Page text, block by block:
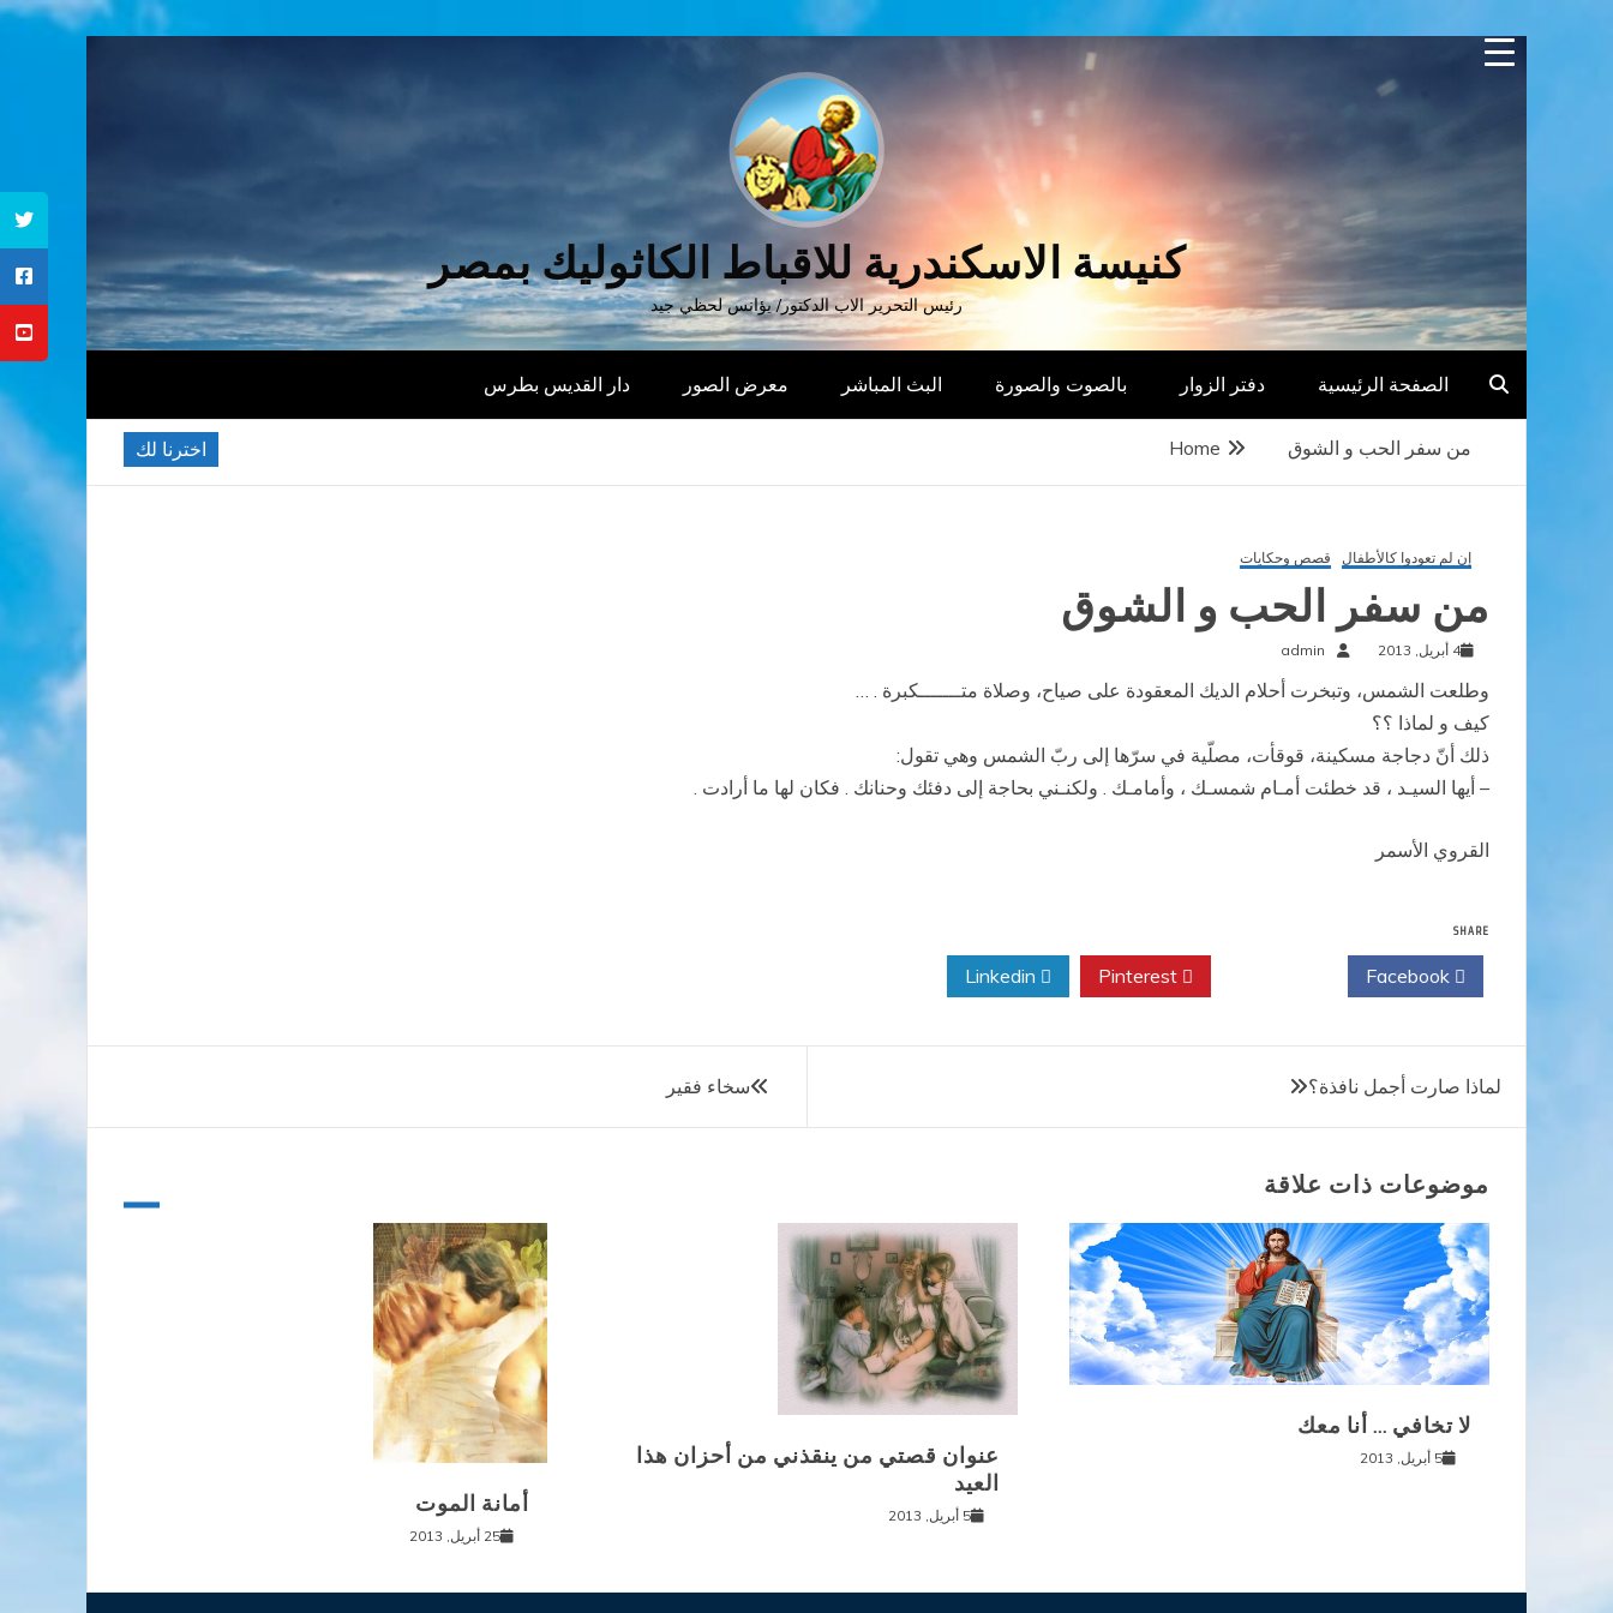
Skip
كنيسة الاسكندرية للاقباط الكاثوليك بمصر
رئيس التحرير الاب الدكتور/ يؤانس لحظي جيد
الصفحة الرئيسية دفتر الزوار بالصوت والصورة البث المباشر معرض الصور دار القديس بطرس
اخترنا لك Home من سفر الحب و الشوق
إن لم تعودوا كالأطفال قصص وحكايات
من سفر الحب و الشوق
4 أبريل, 2013 admin
وطلعت الشمس، وتبخرت أحلام الديك المعقودة على صياح، وصلاة متـــــــكبرة . …
كيف و لماذا ؟؟
ذلك أنّ دجاجة مسكينة، قوقأت، مصلّية في سرّها إلى ربّ الشمس وهي تقول:
– أيها السيـد ، قد خطئت أمـام شمسـك ، وأمامـك . ولكنـني بحاجة إلى دفئك وحنانك . فكان لها ما أرادت .
القروي الأسمر
SHARE
تصفّح
المقالات
سخاء فقير لماذا صارت أجمل نافذة؟
موضوعات ذات علاقة
أمانة الموت
25 أبريل, 2013
عنوان قصتي من ينقذني من أحزان هذا
العيد
5 أبريل, 2013
لا تخافي … أنا معك
5 أبريل, 2013